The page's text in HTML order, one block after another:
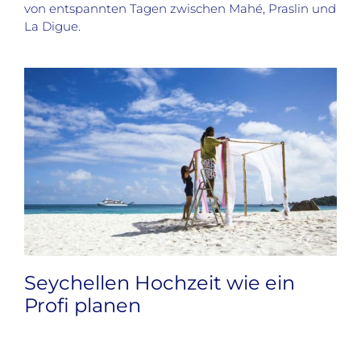
von entspannten Tagen zwischen Mahé, Praslin und
La Digue.
Seychellen Hochzeit wie ein
Profi planen